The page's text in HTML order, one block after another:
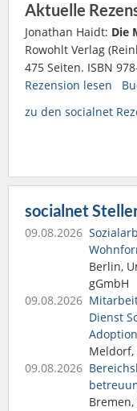
Aktuelle
Jonathan Haidt: Die
Rowohlt Verlag
475 Seiten. ISBN
Rezension lesen
zu den socialnet
socialnet
09.08.2026
Berlin,
gGmbH
09.08.2026
Dienst
Adoption
Meldorf,
09.08.2026
Bremen,